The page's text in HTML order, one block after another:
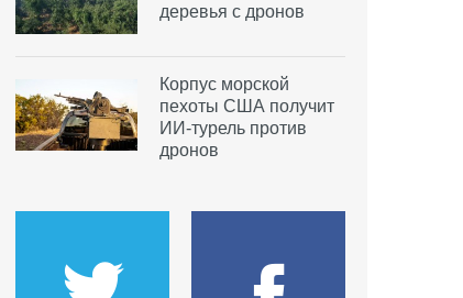
деревья с дронов
Корпус морской
пехоты США получит
ИИ-турель против
дронов